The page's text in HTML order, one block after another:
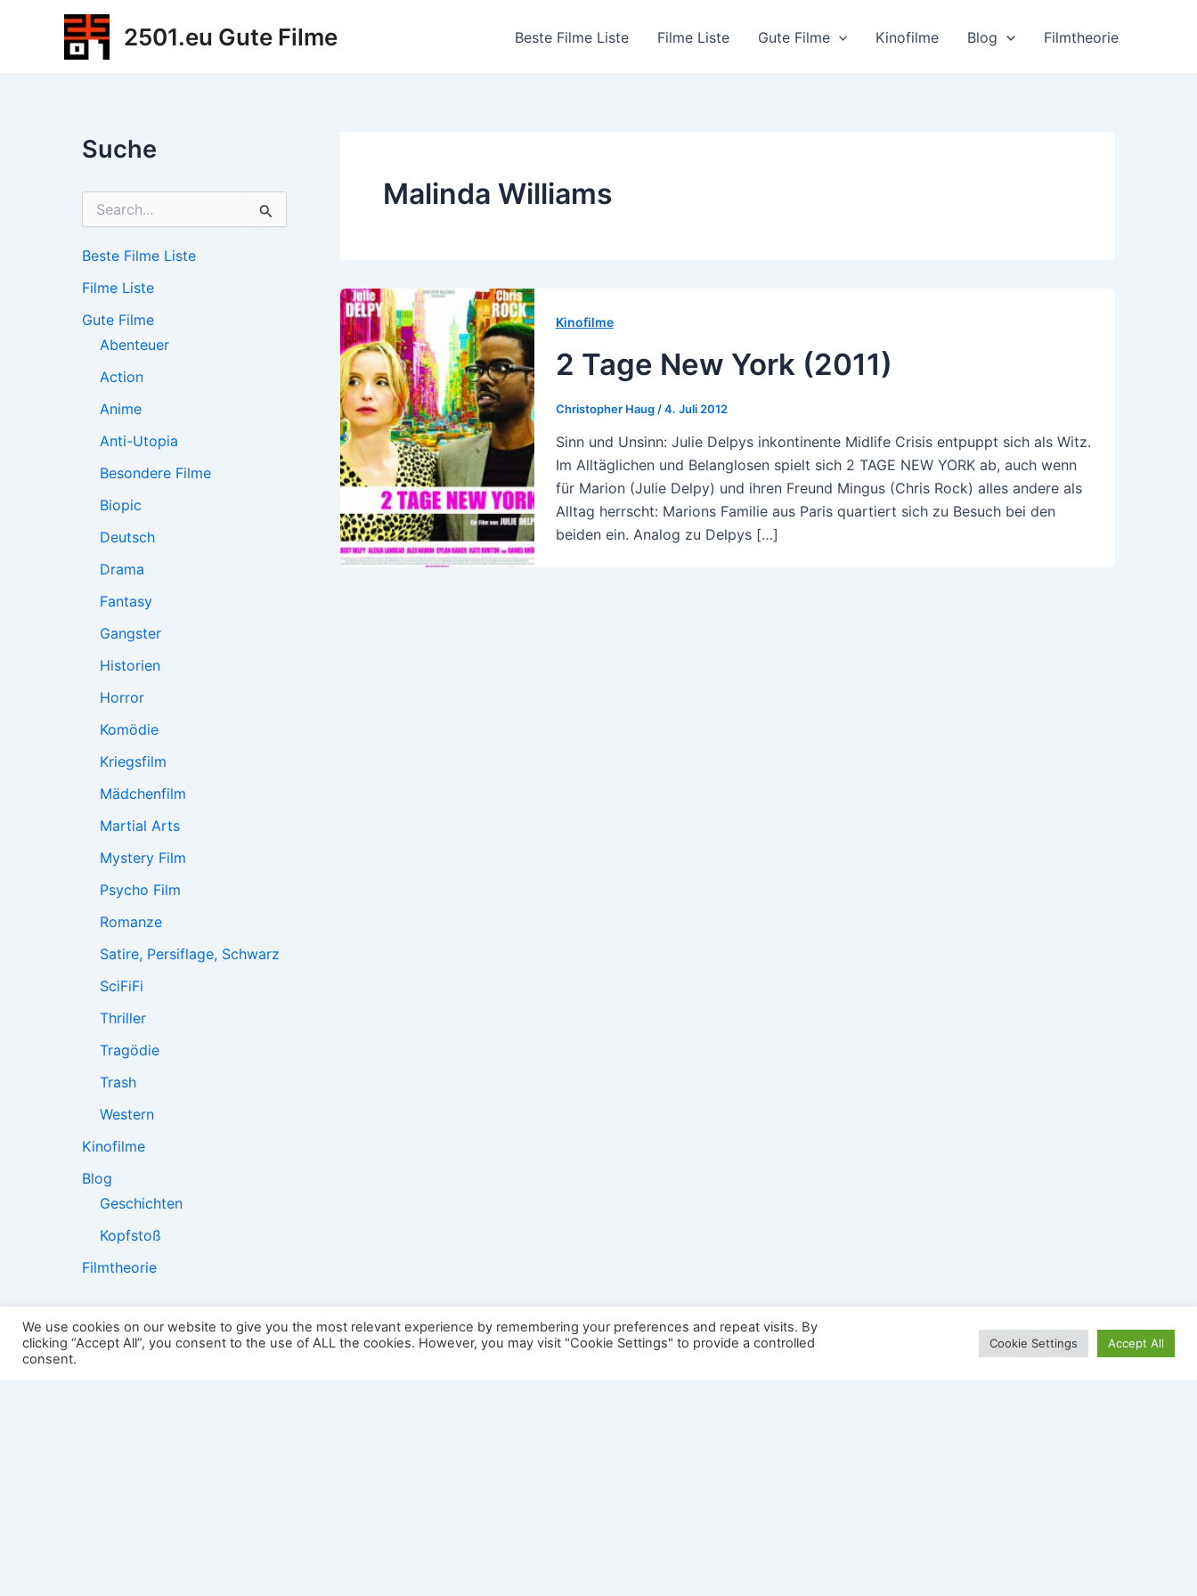
2501.eu Gute Filme Beste Filme Liste Filme Liste Gute Filme Kinofilme Blog Filmtheorie
Suche
h
n
a
Beste Filme Liste
Filme Liste
Gute Filme
Abenteuer
Action
Anime
Anti-Utopia
Besondere Filme
Biopic
Deutsch
Drama
Fantasy
Gangster
Historien
Horror
Komödie
Kriegsfilm
Mädchenfilm
Martial Arts
Mystery Film
Psycho Film
Romanze
Satire, Persiflage, Schwarz
SciFiFi
Thriller
Tragödie
Trash
Western
Kinofilme
Blog
Geschichten
Kopfstoß
Filmtheorie
Malinda Williams
Kinofilme
2 Tage New York (2011)
Christopher Haug /4. Juli 2012
Sinn und Unsinn: Julie Delpys inkontinente Midlife Crisis entpuppt sich als Witz.
Im Alltäglichen und Belanglosen spielt sich 2 TAGE NEW YORK ab, auch wenn
für Marion (Julie Delpy) und ihren Freund Mingus (Chris Rock) alles andere als
Alltag herrscht: Marions Familie aus Paris quartiert sich zu Besuch bei den
beiden ein. Analog zu Delpys […]
2501:
We use cookies on our website to give you the most relevant experience by remembering your preferences and repeat visits. By
clicking “Accept All”, you consent to the use of ALL the cookies. However, you may visit "Cookie Settings" to provide a controlled
consent.
Cookie Settings Accept All